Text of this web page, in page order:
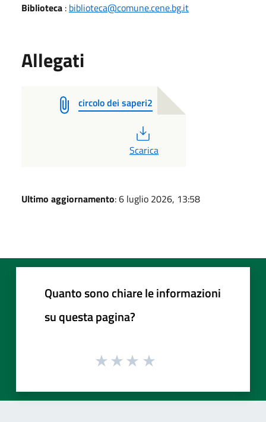
Biblioteca : biblioteca@comune.cene.bg.it
Allegati
circolo dei saperi2
Scarica
Ultimo aggiornamento: 6 luglio 2026, 13:58
Quanto sono chiare le informazioni
su questa pagina?